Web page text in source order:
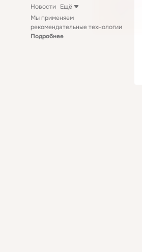
Новости Ещё
Мы применяем
рекомендательные технологии
Подробнее